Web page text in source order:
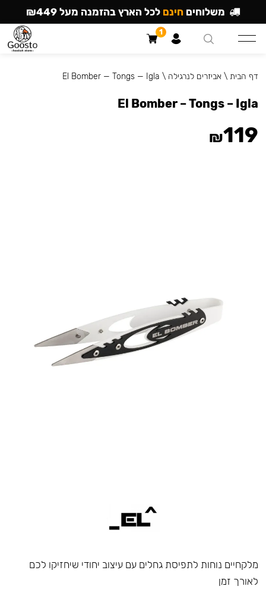
מלקחיים נוחות לתפיסת גחלים עם עיצוב יחודי שיחזיקו לכם
לאורך זמן
דף הבית \אביזרים לנרגילה \
El Bomber — Tongs — Igla
El Bomber – Tongs – Igla
₪119
משלוחים חינם לכל הארץ בהזמנה מעל ₪449
1